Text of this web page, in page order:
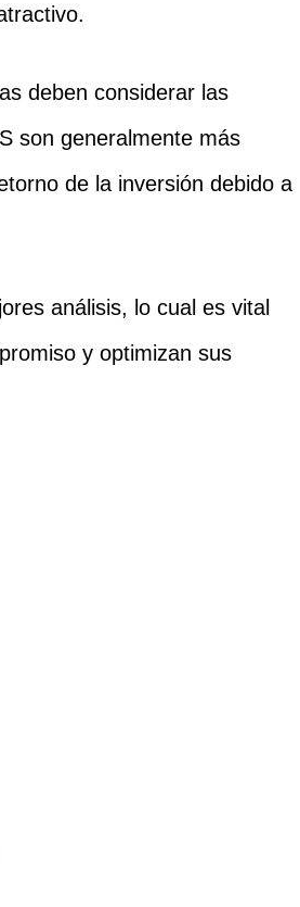
deben considerar las
son generalmente más
de la inversión debido a
análisis, lo cual es vital
y optimizan sus